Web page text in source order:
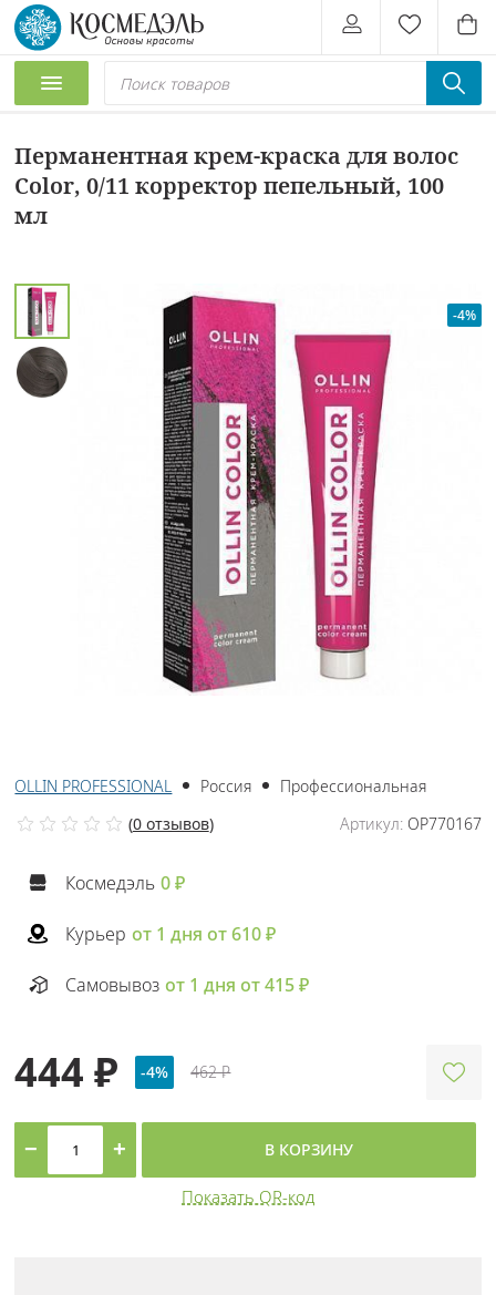
Перманентная крем-краска для волос
Color, 0/11 корректор пепельный, 100
мл
-4%
OLLIN PROFESSIONAL Россия
Профессиональная
Артикул:OP770167
(0 отзывов)
Космедэль 0 ₽
Курьер от 1 дня от 610 ₽
Самовывоз от 1 дня от 415 ₽
444 ₽ -4% 462 ₽
− + В КОРЗИНУ
Показать QR-код